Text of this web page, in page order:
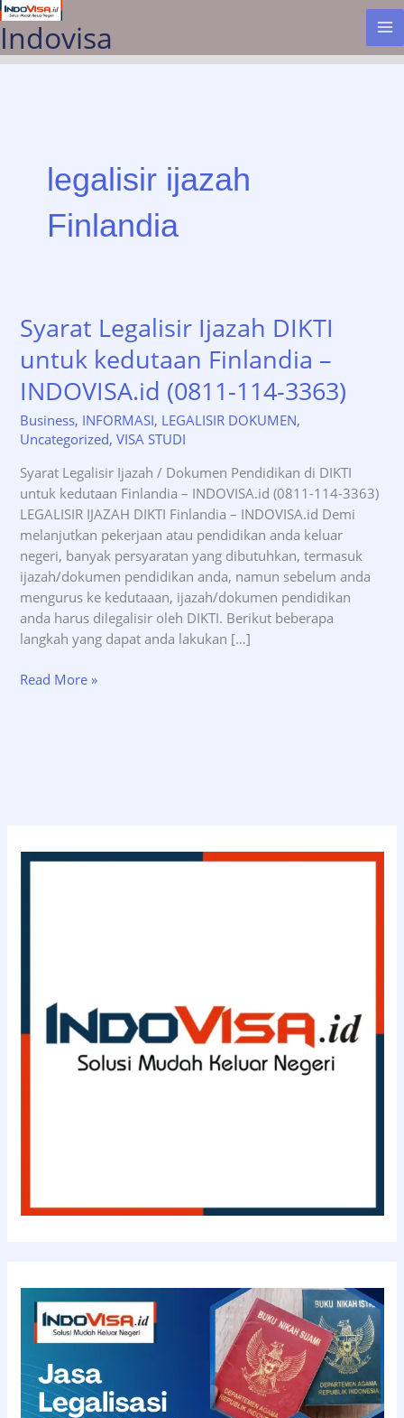
Lewati
ke
konten
Indovisa
legalisir ijazah
Finlandia
Syarat Legalisir Ijazah DIKTI
untuk kedutaan Finlandia –
INDOVISA.id (0811-114-3363)
Business, INFORMASI, LEGALISIR DOKUMEN,
Uncategorized,VISA STUDI
Syarat Legalisir Ijazah / Dokumen Pendidikan di DIKTI
untuk kedutaan Finlandia – INDOVISA.id (0811-114-3363)
LEGALISIR IJAZAH DIKTI Finlandia – INDOVISA.id Demi
melanjutkan pekerjaan atau pendidikan anda keluar
negeri, banyak persyaratan yang dibutuhkan, termasuk
ijazah/dokumen pendidikan anda, namun sebelum anda
mengurus ke kedutaaan, ijazah/dokumen pendidikan
anda harus dilegalisir oleh DIKTI. Berikut beberapa
langkah yang dapat anda lakukan […]
Syarat
(0811-
Read More »